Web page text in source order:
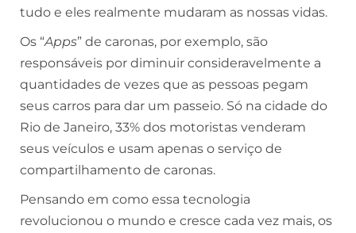
tudo e eles realmente mudaram as nossas vidas.
Os “Apps” de caronas, por exemplo, são
responsáveis por diminuir consideravelmente a
quantidades de vezes que as pessoas pegam
seus carros para dar um passeio. Só na cidade do
Rio de Janeiro, 33% dos motoristas venderam
seus veículos e usam apenas o serviço de
compartilhamento de caronas.
Pensando em como essa tecnologia
revolucionou o mundo e cresce cada vez mais, os